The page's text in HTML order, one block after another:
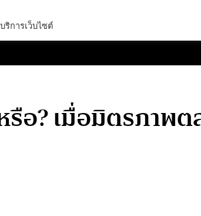
อ? เมื่อมิตรภาพ
ริการเว็บไซต์